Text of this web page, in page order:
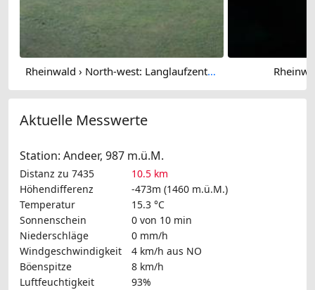
Rheinwald › North-west: Langlaufzentrum Splügen / Rheinwald
Aktuelle Messwerte
Station: Andeer, 987 m.ü.M.
Distanz zu 7435
10.5 km
Höhendifferenz
-473m (1460 m.ü.M.)
Temperatur
15.3 °C
Sonnenschein
0 von 10 min
Niederschläge
0 mm/h
Windgeschwindigkeit
4 km/h aus NO
Böenspitze
8 km/h
Luftfeuchtigkeit
93%